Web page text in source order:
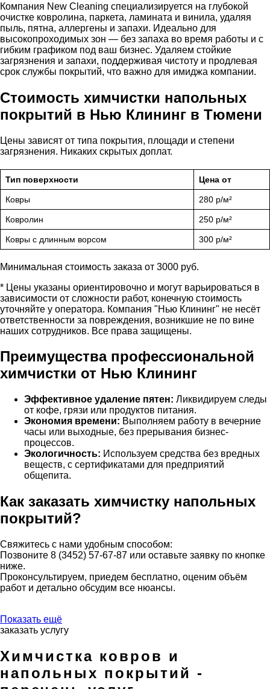
Компания New Cleaning специализируется на глубокой
очистке ковролина, паркета, ламината и винила, удаляя
пыль, пятна, аллергены и запахи. Идеально для
высокопроходимых зон — без запаха во время работы и с
гибким графиком под ваш бизнес. Удаляем стойкие
загрязнения и запахи, поддерживая чистоту и продлевая
срок службы покрытий, что важно для имиджа компании.
Стоимость химчистки напольных
покрытий в Нью Клининг в Тюмени
Цены зависят от типа покрытия, площади и степени
загрязнения. Никаких скрытых доплат.
Тип поверхности Цена от
Ковры 280 р/м²
Ковролин 250 р/м²
Ковры с длинным ворсом 300 р/м²
Минимальная стоимость заказа от 3000 руб.
* Цены указаны ориентировочно и могут варьироваться в
зависимости от сложности работ, конечную стоимость
уточняйте у оператора. Компания "Нью Клининг" не несёт
ответственности за повреждения, возникшие не по вине
наших сотрудников. Все права защищены.
Преимущества профессиональной
химчистки от Нью Клининг
Эффективное удаление пятен: Ликвидируем следы
от кофе, грязи или продуктов питания.
Экономия времени: Выполняем работу в вечерние
часы или выходные, без прерывания бизнес-
процессов.
Экологичность: Используем средства без вредных
веществ, с сертификатами для предприятий
общепита.
Как заказать химчистку напольных
покрытий?
Свяжитесь с нами удобным способом:
Позвоните 8 (3452) 57-67-87 или оставьте заявку по кнопке
ниже.
Проконсультируем, приедем бесплатно, оценим объём
работ и детально обсудим все нюансы.
Показать ещё
заказать услугу
Химчистка ковров и
напольных покрытий -